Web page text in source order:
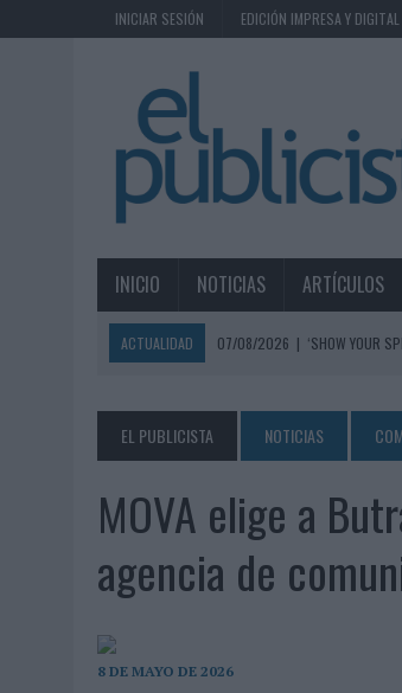
INICIAR SESIÓN EDICIÓN IMPRESA Y DIGITAL
INICIO NOTICIAS ARTÍCULOS
ACTUALIDAD 07/08/2026 | ‘SHOW YOUR
MAHOU REIVINDICA EL RITUAL
07/08/2026 | MG SPIRIT RELANZA SU MARCA
07/08/2026
PATRÓN CONVIERTE EL NUEVO
07/08/2026
EL VERANO PONE A PRUEBA LA
07/08/2026
VUELING CONVIERTE LOS
EL PUBLICISTA NOTICIAS
MOVA elige a
agencia de
8 DE MAYO DE 2026